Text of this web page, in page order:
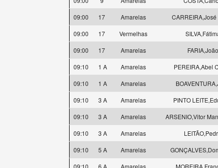
09:00
17 Amarelas
09:00
17 Vermelhas
09:00
17 Amarelas
FARIA,João
09:10
1 A Amarelas
PEREIRA,Abel
09:10
1 A Amarelas
09:10
3 A Amarelas
PINTO
09:10
3 A Amarelas
ARSENIO,Vitor
09:10
3 A Amarelas
09:10
5 A Amarelas
09:10
6 A Amarelas